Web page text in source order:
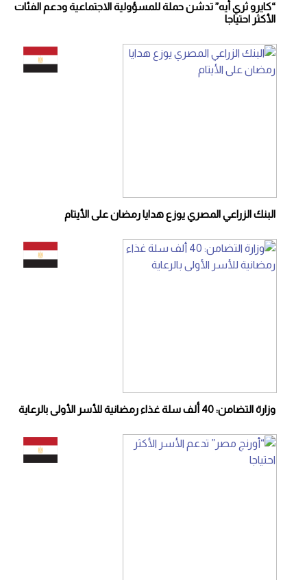
“كايرو ثري أيه” تدشن حملة للمسؤولية الاجتماعية ودعم الفئات
الأكثر احتياجا
البنك الزراعي المصري يوزع هدايا رمضان على الأيتام
وزارة التضامن: 40 ألف سلة غذاء رمضانية للأسر الأولى بالرعاية